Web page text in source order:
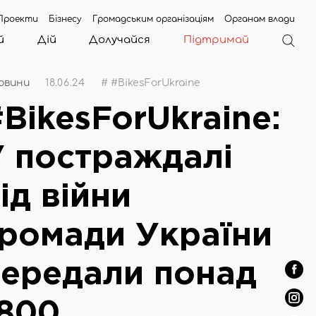
Проекти Бізнесу Громадським організаціям Органам влади
та ГО в
Дій Долучайся Підтримай
18.06.24 # #BikesForUkraine
постраждалі
війни
України
понад